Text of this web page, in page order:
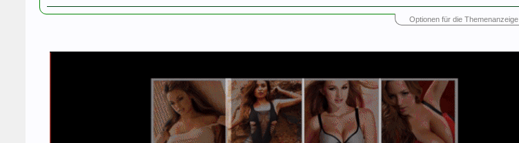
Optionen für die Themenanzeige